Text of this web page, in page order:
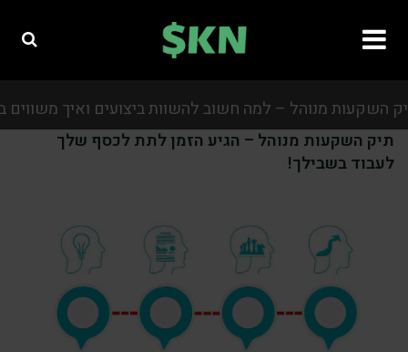
מנוהל – למה חשוב להשוות ביצועים ואיך משווים בין
תיק השקעות מנוהל – הגיע הזמן לתת לכסף שלך
לעבוד בשבילך!